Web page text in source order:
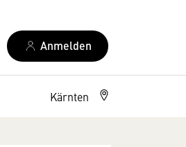
Anmelden
Kärnten